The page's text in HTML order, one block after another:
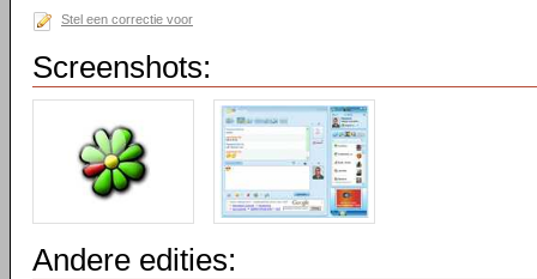
Stel een correctie voor
Screenshots:
Andere edities: